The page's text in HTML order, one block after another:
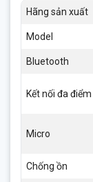
Hãng sản xuất
Model
Bluetooth
Kết nối đa điểm
Micro
Chống ồn